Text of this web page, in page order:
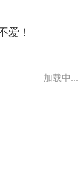
爱！
加载中...